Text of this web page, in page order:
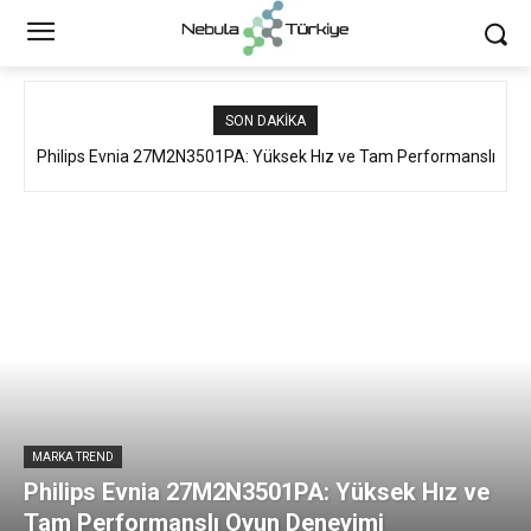
SON DAKIKA
Philips Evnia 27M2N3501PA: Yüksek Hız ve Tam Performanslı
MARKA TREND
Philips Evnia 27M2N3501PA: Yüksek Hız ve
Tam Performanslı Oyun Deneyimi